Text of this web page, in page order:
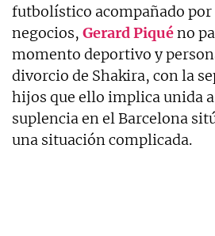
futbolístico acompañado por
negocios, Gerard Piquéno
momento deportivo y
divorcio de Shakira, con la
hijos que ello implica unida
suplencia en el Barcelona
una situación complicada.